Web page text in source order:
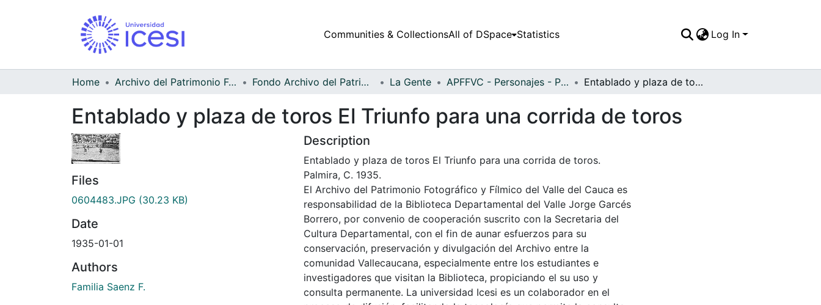
Communities & CollectionsAll of DSpace Statistics Log In
Home Archivo del Patrimonio Fotográfico y Fílmico del Valle del Cauca Fondo Archivo del Patrimonio Fotográfico y Fílmico del Valle del Cauca La Gente APFFVC - Personajes - Patrimonial Entablado y plaza de toros El Triunfo para una corrida de toros
Entablado y plaza de toros El Triunfo para una corrida de toros
Files
0604483.JPG (30.23 KB)
Date
1935-01-01
Authors
Familia Saenz F.
Description
Entablado y plaza de toros El Triunfo para una corrida de toros.
Palmira, C. 1935.
El Archivo del Patrimonio Fotográfico y Fílmico del Valle del Cauca es
responsabilidad de la Biblioteca Departamental del Valle Jorge Garcés
Borrero, por convenio de cooperación suscrito con la Secretaria del
Cultura Departamental, con el fin de aunar esfuerzos para su
conservación, preservación y divulgación del Archivo entre la
comunidad Vallecaucana, especialmente entre los estudiantes e
investigadores que visitan la Biblioteca, propiciando el su uso y
consulta permanente. La universidad Icesi es un colaborador en el